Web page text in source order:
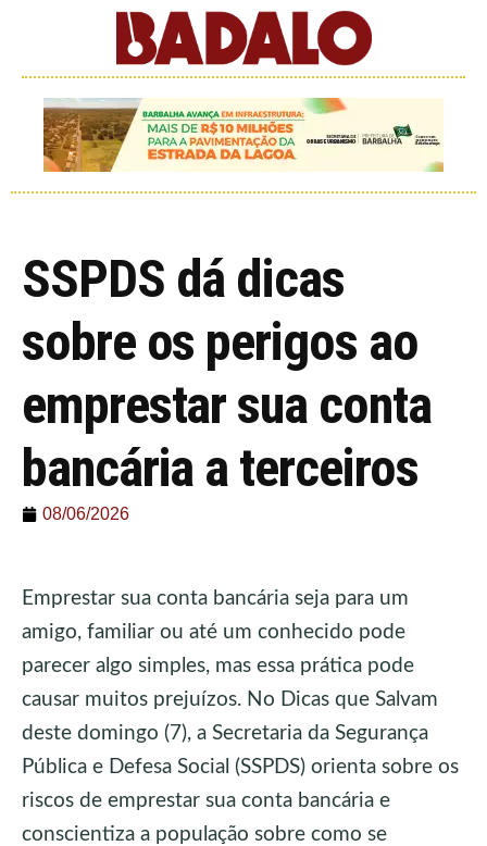
SSPDS dá dicas
sobre os perigos ao
emprestar sua conta
bancária a terceiros
08/06/2026
Emprestar sua conta bancária seja para um
amigo, familiar ou até um conhecido pode
parecer algo simples, mas essa prática pode
causar muitos prejuízos. No Dicas que Salvam
deste domingo (7), a Secretaria da Segurança
Pública e Defesa Social (SSPDS) orienta sobre os
riscos de emprestar sua conta bancária e
conscientiza a população sobre como se